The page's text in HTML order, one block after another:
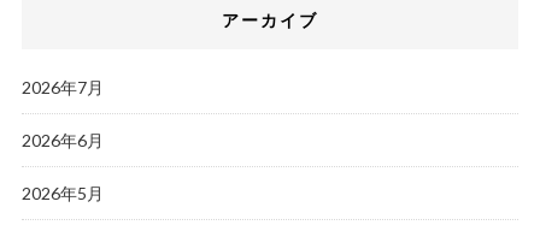
アーカイブ
2026年7月
2026年6月
2026年5月